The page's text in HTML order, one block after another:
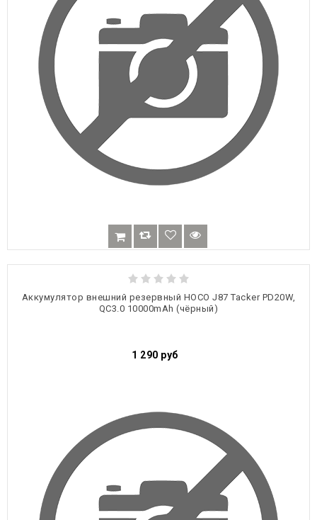
Аккумулятор внешний резервный HOCO J87 Tacker PD20W,
QC3.0 10000mAh (чёрный)
1 290 руб